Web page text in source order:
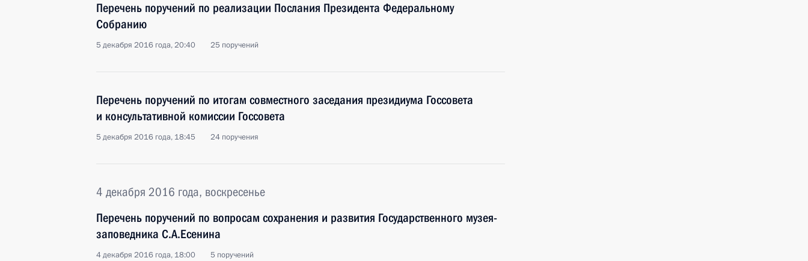
Перечень поручений по реализации Послания Президента Федеральному
Собранию
5 декабря 2016 года, 20:40 25 поручений
Перечень поручений по итогам совместного заседания президиума Госсовета
и консультативной комиссии Госсовета
5 декабря 2016 года, 18:45 24 поручения
4 декабря 2016 года, воскресенье
Перечень поручений по вопросам сохранения и развития Государственного музея-
заповедника С.А.Есенина
4 декабря 2016 года, 18:00 5 поручений